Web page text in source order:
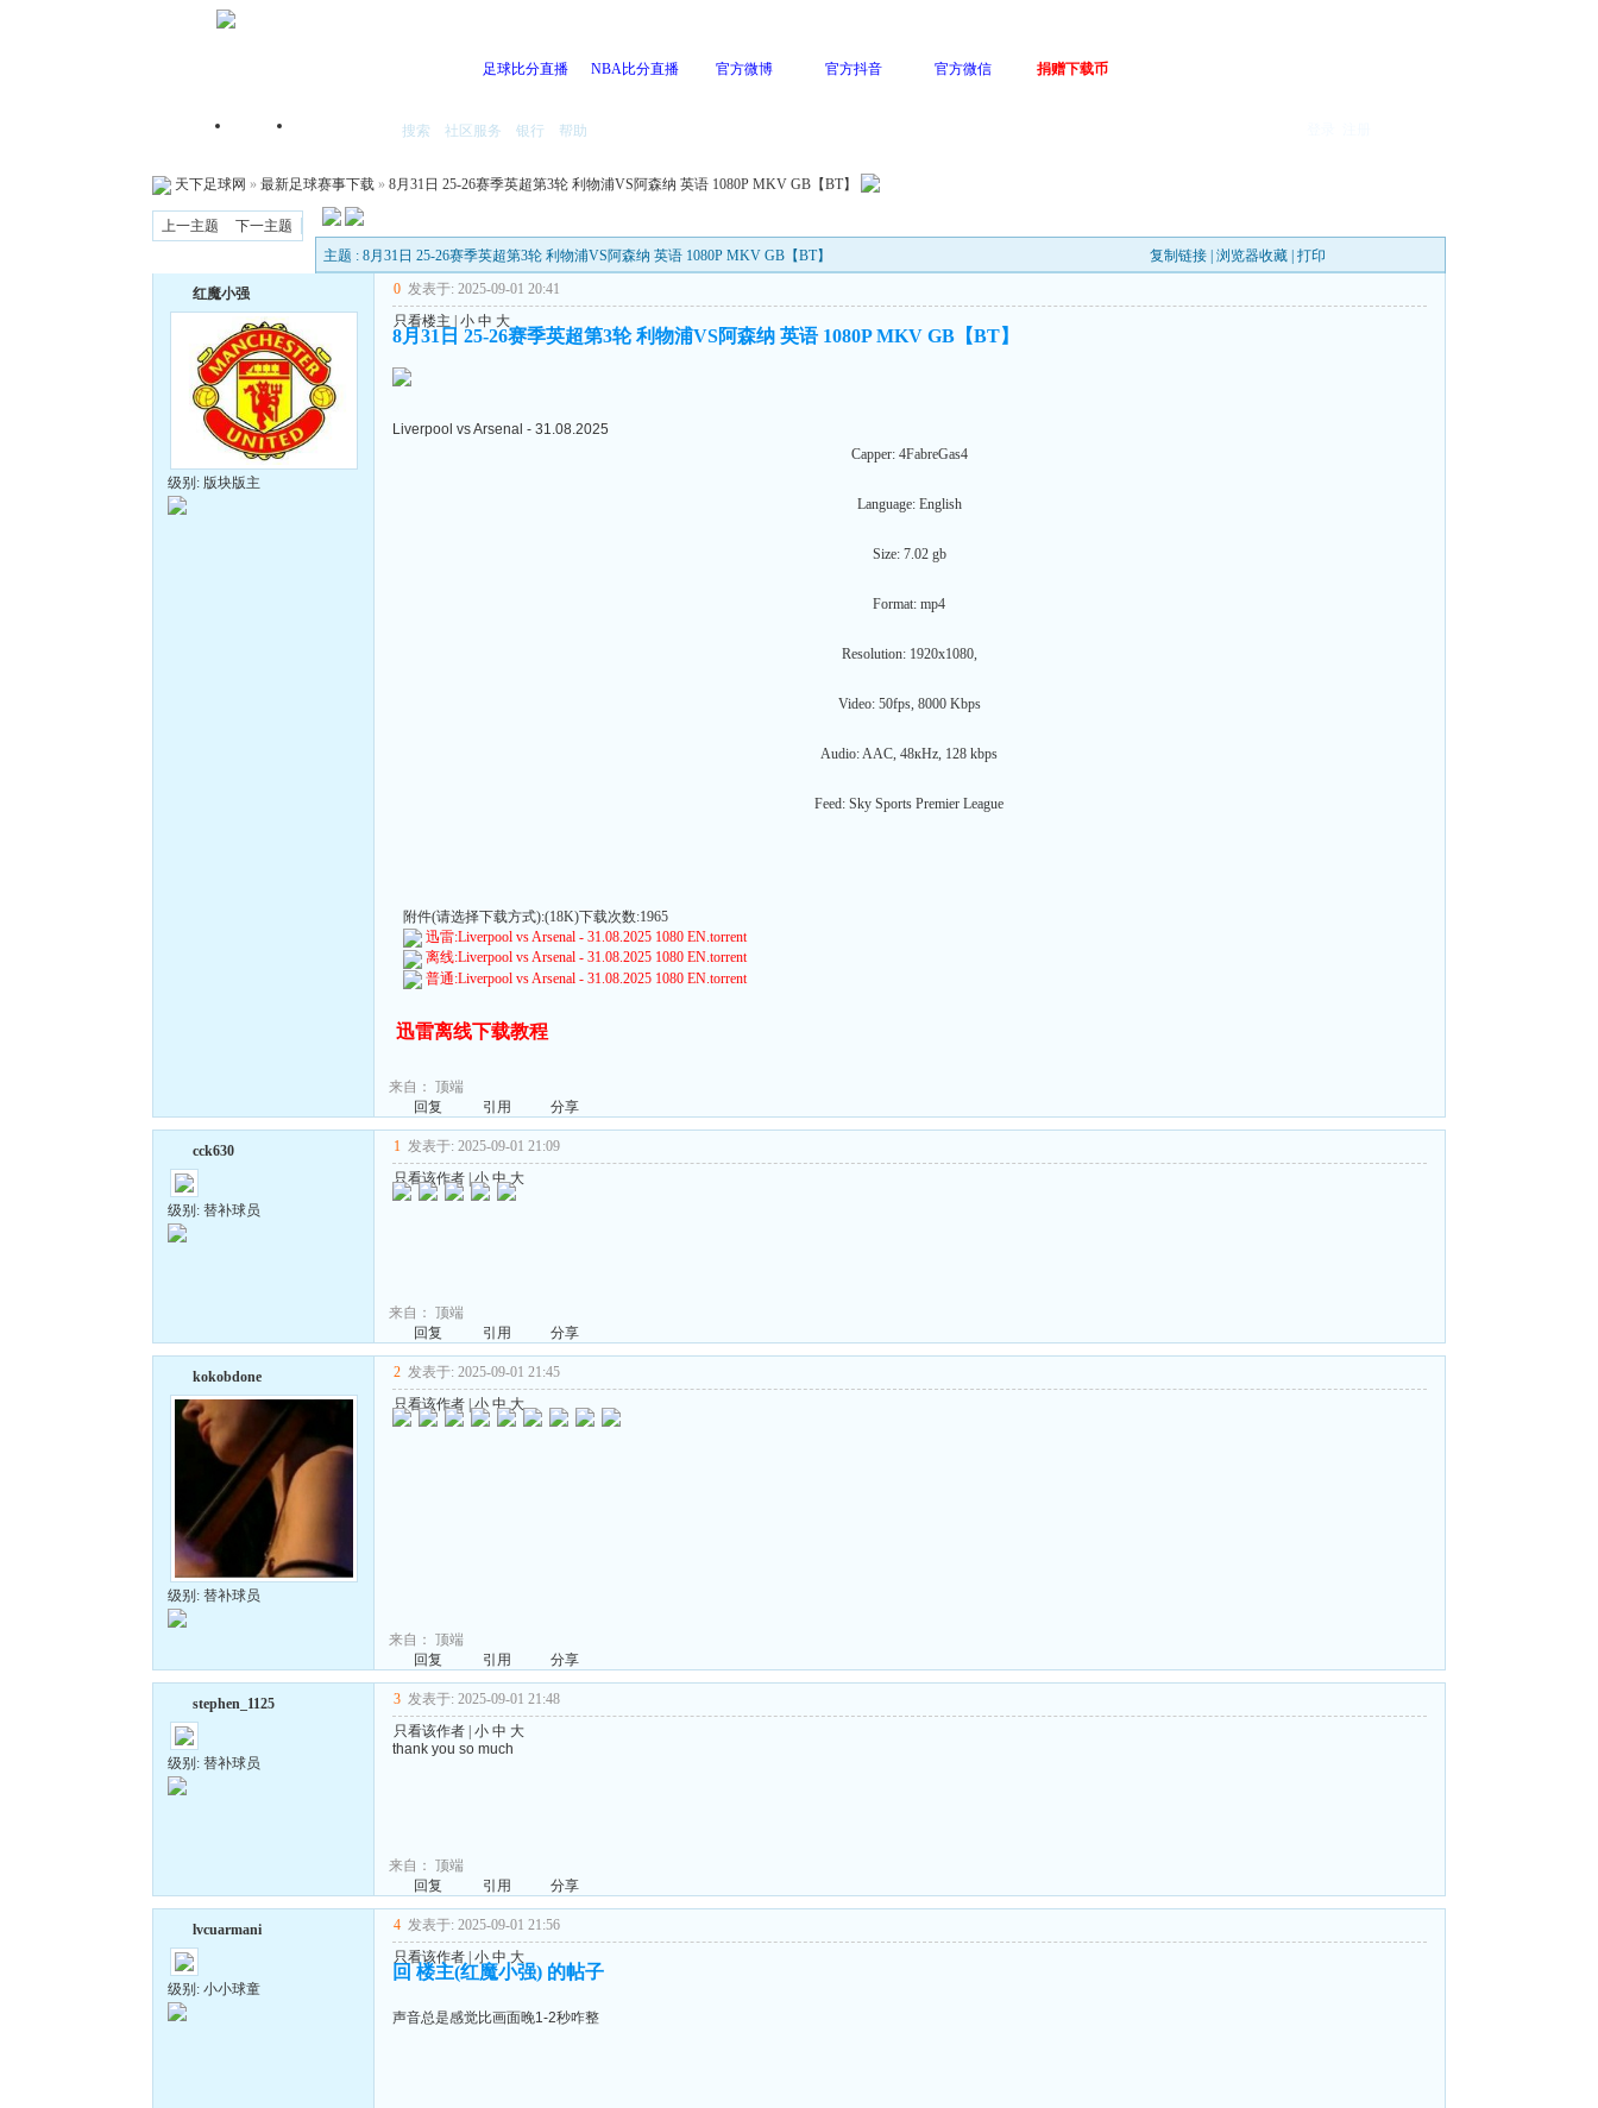
足球比分直播 NBA比分直播 官方微博 官方抖音 官方微信 捐赠下载币
首页 搜索 社区服务 银行 帮助
天下足球网 » 最新足球赛事下载 » 8月31日 25-26赛季英超第3轮 利物浦VS阿森纳 英语 1080P MKV GB【BT】
上一主题
下一主题
主题 : 8月31日 25-26赛季英超第3轮 利物浦VS阿森纳 英语 1080P MKV GB【BT】
复制链接| 浏览器收藏| 打印
红魔小强
级别: 版块版主
0 发表于: 2025-09-01 20:41
只看楼主
小 中 大
8月31日 25-26赛季英超第3轮 利物浦VS阿森纳 英语 1080P MKV GB【BT】
Liverpool vs Arsenal - 31.08.2025
Capper: 4FabreGas4
Language: English
Size: 7.02 gb
Format: mp4
Resolution: 1920x1080,
Video: 50fps, 8000 Kbps
Audio: AAC, 48кHz, 128 kbps
Feed: Sky Sports Premier League
附件(请选择下载方式):(18K)下载次数:1965
迅雷:Liverpool vs Arsenal - 31.08.2025 1080 EN.torrent
离线:Liverpool vs Arsenal - 31.08.2025 1080 EN.torrent
普通:Liverpool vs Arsenal - 31.08.2025 1080 EN.torrent
迅雷离线下载教程
来自： 顶端
回复
引用 分享
cck630
级别: 替补球员
1 发表于: 2025-09-01 21:09
只看该作者|小 中 大
来自： 顶端
回复
引用 分享
kokobdone
级别: 替补球员
2 发表于: 2025-09-01 21:45
只看该作者|小 中 大
来自： 顶端
回复
引用 分享
stephen_1125
级别: 替补球员
3 发表于: 2025-09-01 21:48
只看该作者| 小 中 大
thank you so much
来自： 顶端
回复
引用 分享
lvcuarmani
级别: 小小球童
4 发表于: 2025-09-01 21:56
只看该作者| 小 中 大
回 楼主(红魔小强) 的帖子
声音总是感觉比画面晚1-2秒咋整